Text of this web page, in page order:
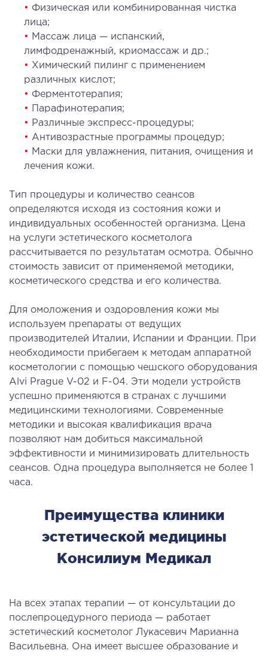
стационар
интенсивной терапии
стационар
транспортировка в Киеве и
(Перевозка больных)
помощь в Киеве
сосудов
(ЭКГ)
(МРТ)
органов
головы
желез с имплантами и без
нейрохирургии
лечения
• Физическая или комбинированная чистка
лица;
•
Массаж лица — испанский,
лимфодренажный, криомассаж и др.;
• Химический пилинг с применением
различных кислот;
• Ферментотерапия;
•
Парафинотерапия;
• Различные экспресс-процедуры;
• Антивозрастные программы процедур;
•
Маски для увлажнения, питания, очищения и
лечения кожи.
Тип процедуры и количество сеансов
определяются исходя из состояния кожи и
индивидуальных особенностей организма. Цена
на услуги эстетического косметолога
рассчитывается по результатам осмотра. Обычно
стоимость зависит от применяемой методики,
косметического средства и его количества.
Для омоложения и оздоровления кожи мы
используем препараты от ведущих
производителей Италии, Испании и Франции. При
необходимости прибегаем к методам аппаратной
косметологии с помощью чешского оборудования
Alvi Prague V-02 и F-04. Эти модели устройств
успешно применяются в странах с лучшими
медицинскими технологиями. Современные
методики и высокая квалификация врача
позволяют нам добиться максимальной
эффективности и минимизировать длительность
сеансов. Одна процедура выполняется не более 1
часа.
Преимущества клиники
эстетической медицины
Консилиум Медикал
На всех этапах терапии — от консультации до
послепроцедурного периода — работает
эстетический косметолог Лукасевич Марианна
Васильевна. Она имеет высшее образование и